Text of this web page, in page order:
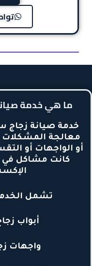
ما هي خدمة
خدمة صيانة زجاج
معالجة المشكلات
أو الواجهات أو
كانت مشاكل في
تشمل
أبواب
واجهات